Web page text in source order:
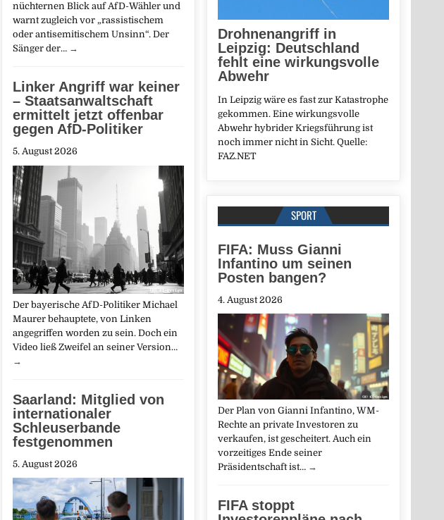
Drohnenangriff in
Leipzig: Deutschland
fehlt eine wirkungsvolle
Abwehr
In Leipzig wäre es fast zur Katastrophe
gekommen. Eine wirkungsvolle
Abwehr hybrider Kriegsführung ist
noch immer nicht in Sicht. Quelle:
FAZ.NET
SPORT
FIFA: Muss Gianni
Infantino um seinen
Posten bangen?
4. August 2026
Der Plan von Gianni Infantino, WM-
Rechte an private Investoren zu
verkaufen, ist gescheitert. Auch ein
vorzeitiges Ende seiner
Präsidentschaft ist… →
FIFA stoppt
nüchternen Blick auf AfD-Wähler und
warnt zugleich vor „rassistischem
oder antisemitischem Unsinn“. Der
Sänger der… →
Linker Angriff war keiner
– Staatsanwaltschaft
ermittelt jetzt offenbar
gegen AfD-Politiker
5. August 2026
Der bayerische AfD-Politiker Michael
Maurer behauptete, von Linken
angegriffen worden zu sein. Doch ein
Video ließ Zweifel an seiner Version…
→
Saarland: Mitglied von
internationaler
Schleuserbande
festgenommen
5. August 2026